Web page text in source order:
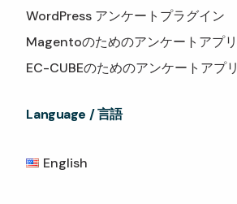
WordPress アンケートプラグイン
Magentoのためのアンケートアプリ
EC-CUBEのためのアンケートアプリ
Language / 言語
English